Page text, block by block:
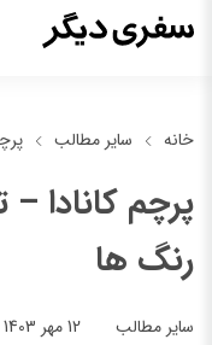
خانه سایر مطالب
پرچم کانادا
رنگ ها
سایر مطالب 12 مهر 1403